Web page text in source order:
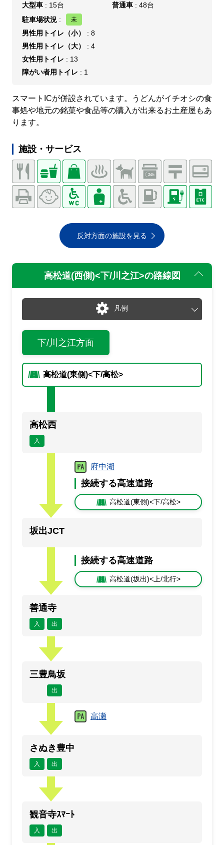
大型車 : 15台 普通車 : 48台
駐車場状況 :
男性用トイレ（小）
: 8
男性用トイレ（大）
: 4
女性用トイレ : 13
障がい者用トイレ : 1
スマートICが併設されています。うどんがイチオシの食
事処や地元の銘菓や食品等の購入が出来るお土産屋もあ
ります。
施設・サービス
反対方面の施設を見る
高松道(西側)<下/川之江>の路線図
凡例
通常
通行止め
入口あり
入 出口あり 出
入口封鎖 出口封鎖
満車
空車
未提供・不明
下/川之江方面
高松道(東側)<下/高松>
高松西
入
府中湖
接続する高速道路
高松道(東側)<下/高松>
坂出JCT
接続する高速道路
高松道(坂出)<上/北行>
善通寺
入 出
三豊鳥坂
出
高瀬
さぬき豊中
入 出
観音寺ｽﾏｰﾄ
入 出